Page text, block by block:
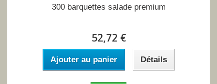
300 barquettes salade premium
52,72 €
Ajouter au panier Détails